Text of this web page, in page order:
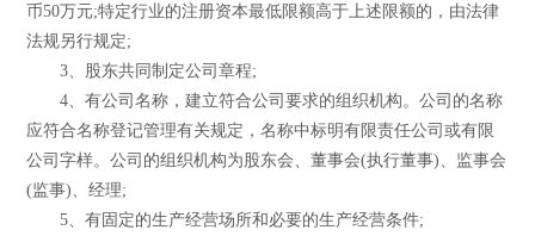
币50万元;特定行业的注册资本最低限额高于上述限额的，由法律
法规另行规定;
3、股东共同制定公司章程;
4、有公司名称，建立符合公司要求的组织机构。公司的名称
应符合名称登记管理有关规定，名称中标明有限责任公司或有限
公司字样。公司的组织机构为股东会、董事会(执行董事)、监事会
(监事)、经理;
5、有固定的生产经营场所和必要的生产经营条件;